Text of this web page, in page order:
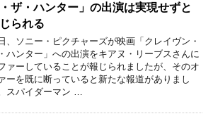
ザ・ハンター」の出演は実現せずと
られる
、ソニー・ピクチャーズが映画「クレイヴン・
ハンター」への出演をキアヌ・リーブスさんに
ァーしていることが報じられましたが、そのオ
ーを既に断っていると新たな報道がありまし
スパイダーマン …